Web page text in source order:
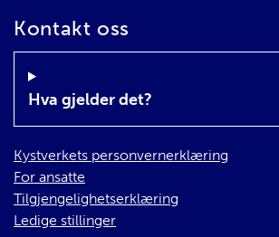
Kontakt oss
Hva gjelder det?
Kystverkets personvernerklæring
For ansatte
Tilgjengelighetserklæring
Ledige stillinger